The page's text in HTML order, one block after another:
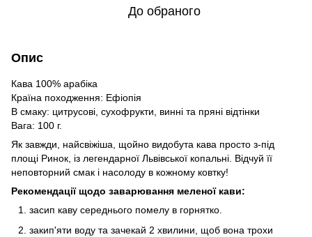
До обраного
Опис
Кава 100% арабіка
Країна походження: Ефіопія
В смаку: цитрусові, сухофрукти, винні та пряні відтінки
Вага: 100 г.
Як завжди, найсвіжіша, щойно видобута кава просто з-під
площі Ринок, із легендарної Львівської копальні. Відчуй її
неповторний смак і насолоду в кожному ковтку!
Рекомендації щодо заварювання меленої кави:
засип каву середнього помелу в горнятко.
закип'яти воду та зачекай 2 хвилини, щоб вона трохи